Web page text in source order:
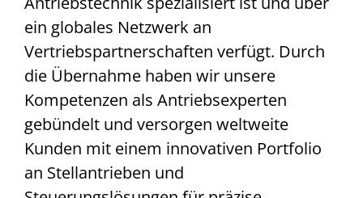
ein globales Netzwerk an
Vertriebspartnerschaften verfügt. Durch
die Übernahme haben wir unsere
Kompetenzen als Antriebsexperten
gebündelt und versorgen weltweite
Kunden mit einem innovativen Portfolio
an Stellantrieben und